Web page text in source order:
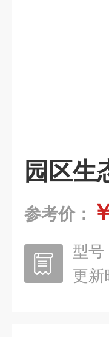
园区生
参考价：
型号
更新